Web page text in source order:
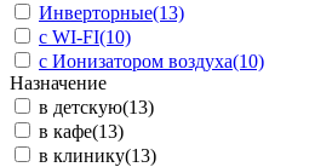
Инверторные(13)
с WI-FI(10)
с Ионизатором воздуха(10)
Назначение
в детскую(13)
в кафе(13)
в клинику(13)